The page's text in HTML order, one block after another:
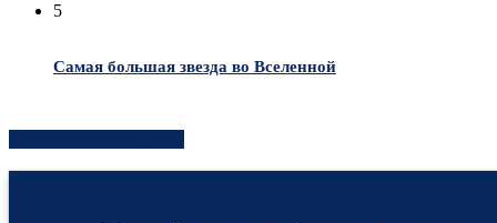
5
Самая большая звезда во Вселенной